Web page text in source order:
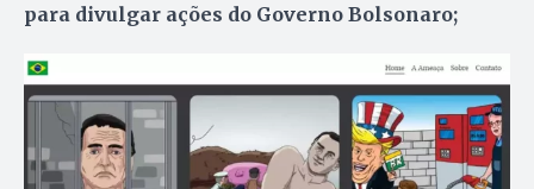
para divulgar ações do Governo Bolsonaro;